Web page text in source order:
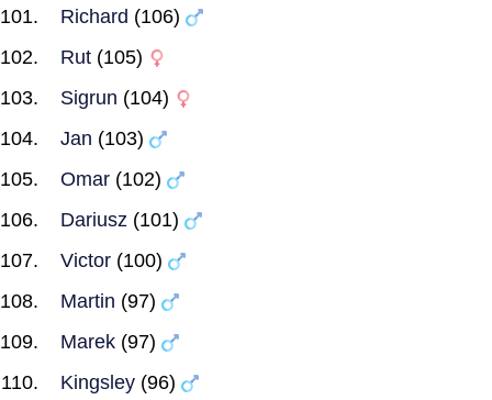
Richard (106)
Rut (105)
Sigrun (104)
Jan (103)
Omar (102)
Dariusz (101)
Victor (100)
Martin (97)
Marek (97)
Kingsley (96)